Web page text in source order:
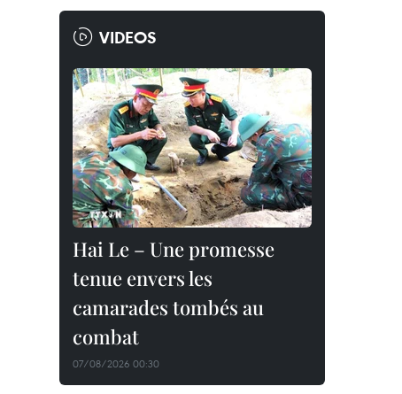
VIDEOS
Hai Le – Une promesse
tenue envers les
camarades tombés au
combat
07/08/2026 00:30